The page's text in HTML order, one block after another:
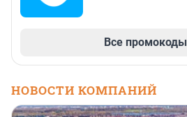
Все промокоды
НОВОСТИ КОМПАНИЙ